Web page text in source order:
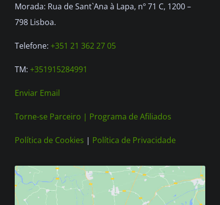
Morada: Rua de Sant`Ana à Lapa, nº 71 C, 1200 –
798 Lisboa.
Telefone: +351 21 362 27 05
TM: +351915284991
Enviar Email
Torne-se Parceiro | Programa de Afiliados
Política de Cookies | Política de Privacidade